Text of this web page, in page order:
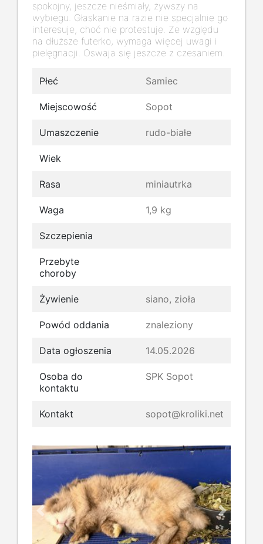
spokojny, jeszcze nieśmiały, żywszy na
wybiegu. Głaskanie na razie nie specjalnie go
interesuje, choć nie protestuje. Ze względu
na dłuższe futerko, wymaga więcej uwagi i
pielęgnacji. Oswaja się jeszcze z czesaniem.
Płeć Samiec
Miejscowość Sopot
Umaszczenie rudo-białe
Wiek
Rasa miniautrka
Waga 1,9 kg
Szczepienia
Przebyte
choroby
Żywienie siano, zioła
Powód oddania znaleziony
Data ogłoszenia 14.05.2026
Osoba do
kontaktu
SPK Sopot
Kontakt sopot@kroliki.net
Previous Next